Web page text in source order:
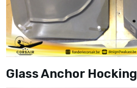
Glass Anchor Hocking